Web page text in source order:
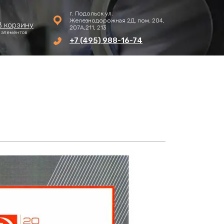
корзину
элементов
г. Подольск ул.
Железнодорожная 2Д, пом. 204,
207А,211, 213
+7 (495) 988-16-74